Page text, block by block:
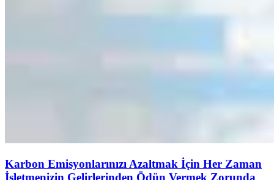
Karbon Emisyonlarınızı Azaltmak İçin Her Zaman
İşletmenizin Gelirlerinden Ödün Vermek Zorunda